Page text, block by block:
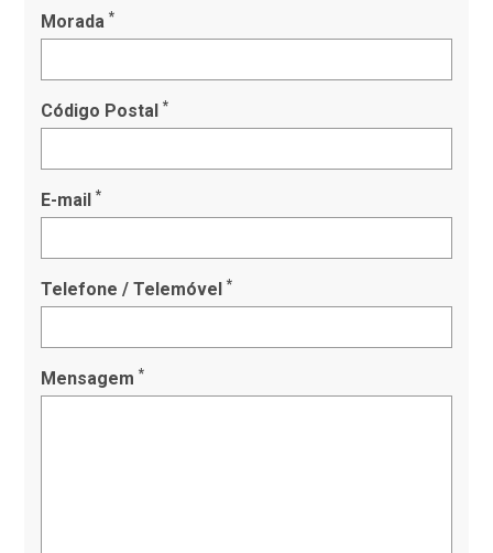
Morada*
Código Postal*
E-mail*
Telefone / Telemóvel*
Mensagem*